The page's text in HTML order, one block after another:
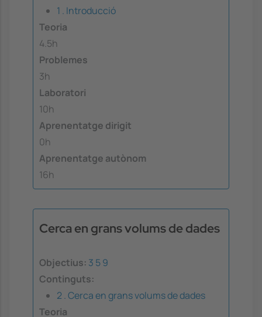
1 . Introducció
Teoria
4.5h
Problemes
3h
Laboratori
10h
Aprenentatge dirigit
0h
Aprenentatge autònom
16h
Cerca en grans volums de dades
Objectius: 3 59
Continguts:
2 . Cerca en grans volums de dades
Teoria